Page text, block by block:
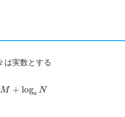
は実数とする
+ log aN